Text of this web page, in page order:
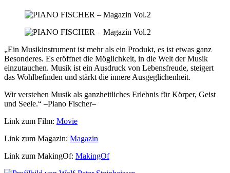
„Ein Musikinstrument ist mehr als ein Produkt, es ist etwas ganz
Besonderes. Es eröffnet die Möglichkeit, in die Welt der Musik
einzutauchen. Musik ist ein Ausdruck von Lebensfreude, steigert
das Wohlbefinden und stärkt die innere Ausgeglichenheit.
Wir verstehen Musik als ganzheitliches Erlebnis für Körper, Geist
und Seele.“ –Piano Fischer–
Link zum Film: Movie
Link zum Magazin: Magazin
Link zum MakingOf: MakingOf